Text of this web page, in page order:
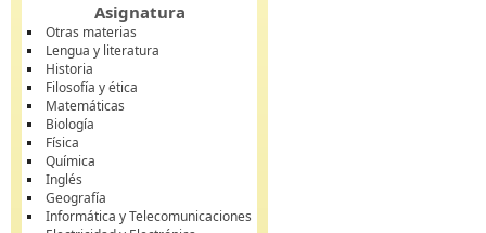
Asignatura
Otras materias
Lengua y literatura
Historia
Filosofía y ética
Matemáticas
Biología
Física
Química
Inglés
Geografía
Informática y Telecomunicaciones